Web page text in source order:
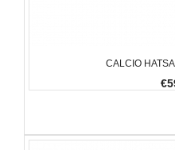
CALCIO